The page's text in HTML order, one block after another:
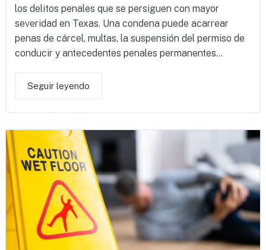
los delitos penales que se persiguen con mayor
severidad en Texas. Una condena puede acarrear
penas de cárcel, multas, la suspensión del permiso de
conducir y antecedentes penales permanentes...
Seguir leyendo